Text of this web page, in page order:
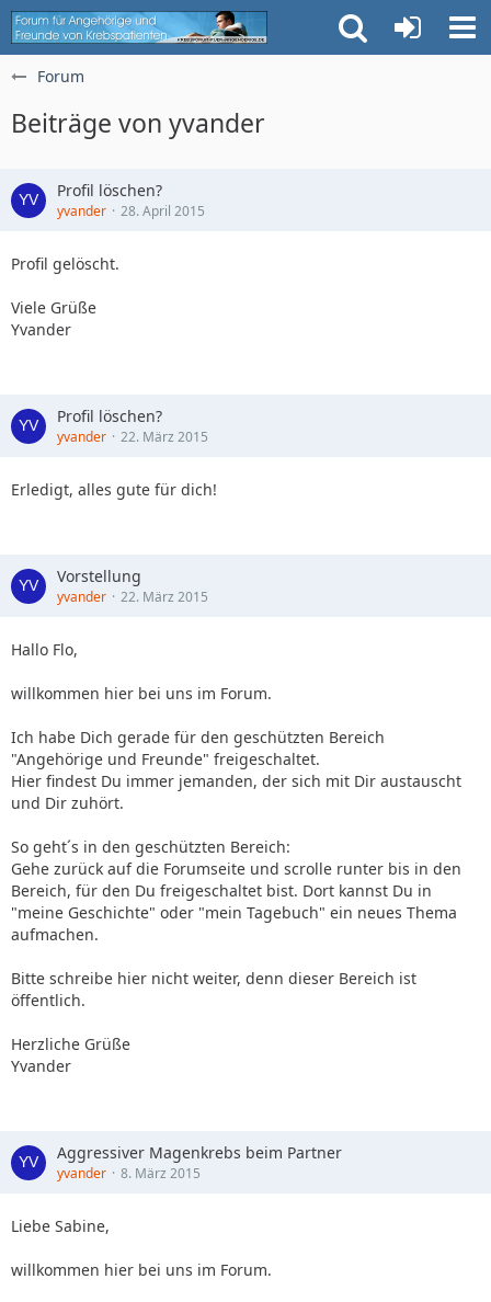
Forum
Beiträge von yvander
Profil löschen?
yvander 28. April 2015
Profil gelöscht.
Viele Grüße
Yvander
Profil löschen?
yvander 22. März 2015
Erledigt, alles gute für dich!
Vorstellung
yvander 22. März 2015
Hallo Flo,
willkommen hier bei uns im Forum.
Ich habe Dich gerade für den geschützten Bereich
"Angehörige und Freunde" freigeschaltet.
Hier findest Du immer jemanden, der sich mit Dir austauscht
und Dir zuhört.
So geht´s in den geschützten Bereich:
Gehe zurück auf die Forumseite und scrolle runter bis in den
Bereich, für den Du freigeschaltet bist. Dort kannst Du in
"meine Geschichte" oder "mein Tagebuch" ein neues Thema
aufmachen.
Bitte schreibe hier nicht weiter, denn dieser Bereich ist
öffentlich.
Herzliche Grüße
Yvander
Aggressiver Magenkrebs beim Partner
yvander 8. März 2015
Liebe Sabine,
willkommen hier bei uns im Forum.